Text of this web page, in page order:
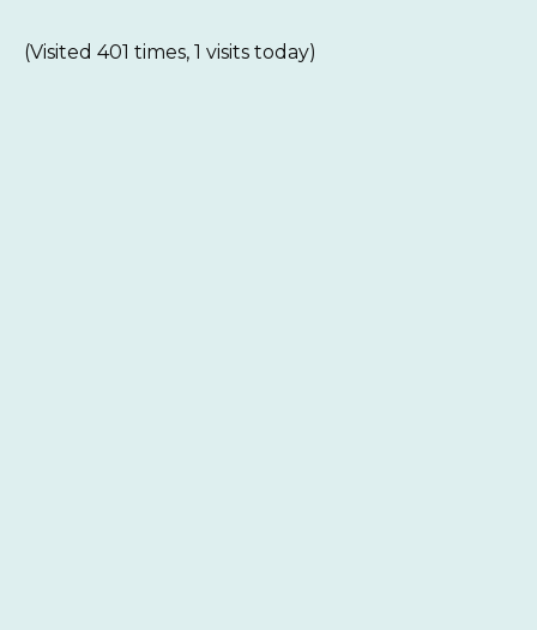
(Visited 401 times, 1 visits today)